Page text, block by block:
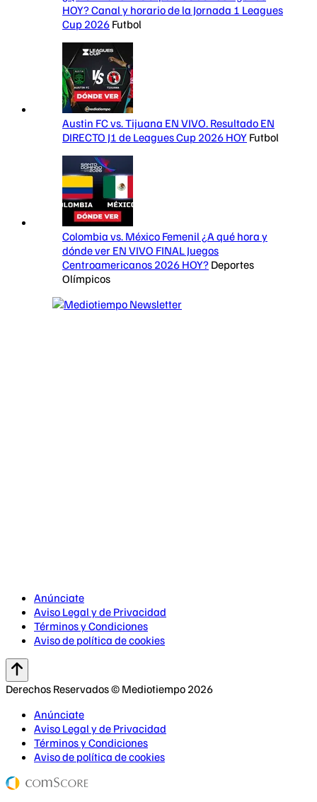
HOY? Canal y horario de la Jornada 1 Leagues
Cup 2026 Futbol
Austin FC vs. Tijuana EN VIVO. Resultado EN
DIRECTO J1 de Leagues Cup 2026 HOY Futbol
Colombia vs. México Femenil ¿A qué hora y
dónde ver EN VIVO FINAL Juegos
Centroamericanos 2026 HOY? Deportes
Olímpicos
Anúnciate
Aviso Legal y de Privacidad
Términos y Condiciones
Aviso de política de cookies
Derechos Reservados © Mediotiempo 2026
Anúnciate
Aviso Legal y de Privacidad
Términos y Condiciones
Aviso de política de cookies